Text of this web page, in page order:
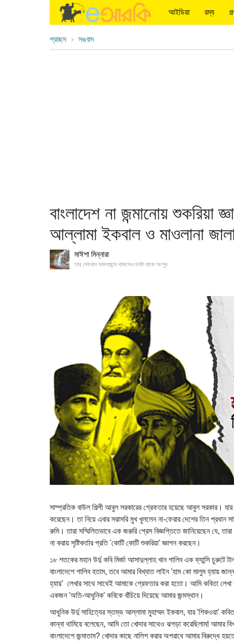
আইডিয়া রম্য
প্রচ্ছদ সঙবাদ
বাংলাদেশ না জন্মানোয় শুকরিয়া
আল্লামা ইকবাল ও মাওলানা
মাঈশা মিন্নারা
তার দেহখান অকল্যান্ডে থাকলেও মনটা থাকে অংপুর
সাম্প্রতিক বাউল শিল্পী আবুল সরকারের গ্রেফতার হয়েছে আবুল সরকার। যার
করেছেন। তা নিয়ে এবার সরাসরি মুখ খুললেন না-ফেরার দেশের তিন প্রধান
রুমি। তারা সম্মিলিতভাবে এক জরুরি প্রেস বিজ্ঞপ্তিতে জানিয়েছেন যে,
না করায় সৃষ্টিকর্তার প্রতি 'কোটি কোটি শুকরিয়া' জ্ঞাপন করছেন।
১৮ শতকের মহান উর্দু কবি মির্জা আসাদুল্লাহ খান গালিব এক ফ্যান্সি
বাংলাদেশে গালিব হতাম, তবে আমার বিখ্যাত লাইন 'হাম কো মালুম হ্যায়
হ্যায়' লেখার সাথে সাথেই আমাকে গ্রেফতার করা হতো। আমি কবিতা
একজন 'অতি-আধুনিক' কবিকে বাঁচিয়ে দিয়েছে আমার জন্মস্থান।
আধুনিক উর্দু সাহিত্যের স্তম্ভ আল্লামা মুহাম্মদ ইকবাল, যার 'শিকওয়া'
কান্না থামিয়ে বলেছেন, আমি তো খোদার সাথেও ঝগড়া করেছিলাম!
বাংলাদেশে জন্মাতাম? খোদার কাছে নালিশ করার অপরাধে আমার